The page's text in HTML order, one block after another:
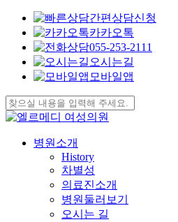
간편상담신청
카카오톡
055-253-2111
오시는길
모바일앱
Skip
to
main
content
Close
search
Menu
병원소개
History
차별성
의료진소개
병원둘러보기
오시는 길